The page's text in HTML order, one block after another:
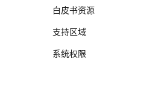
白皮书资源
支持区域
系统权限